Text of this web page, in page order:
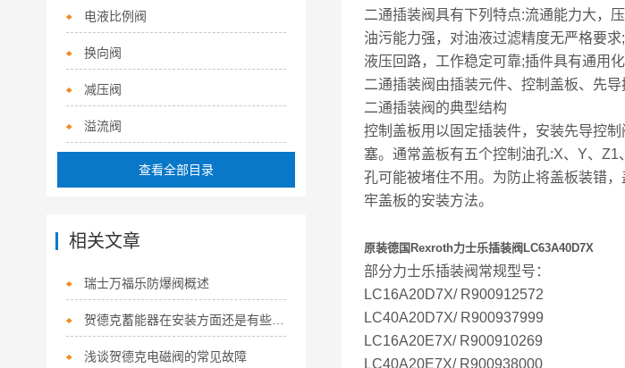
二通插装阀具有下列特点:流通能力大，
油污能力强，对油液过滤精度无严格要
液压回路，工作稳定可靠;插件具有通用
二通插装阀由插装元件、控制盖板、先
二通插装阀的典型结构
控制盖板用以固定插装件，安装先导控
塞。通常盖板有五个控制油孔:X、Y、
孔可能被堵住不用。为防止将盖板装错
牢盖板的安装方法。
原装德国Rexroth力士乐插装阀LC63A40D7X
部分力士乐插装阀常规型号：
LC16A20D7X/ R900912572
LC40A20D7X/ R900937999
LC16A20E7X/ R900910269
LC40A20E7X/ R900938000
电液比例阀
换向阀
减压阀
溢流阀
查看全部目录
相关文章
瑞士万福乐防爆阀概述
贺德克蓄能器在安装方面还是有些讲究的
浅谈贺德克电磁阀的常见故障